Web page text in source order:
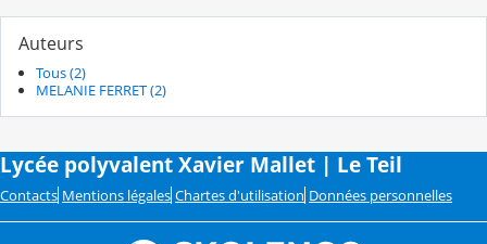
Auteurs
Tous (2)
MELANIE FERRET (2)
Lycée polyvalent Xavier Mallet | Le Teil
Contacts Mentions légales Chartes d'utilisation Données personnelles